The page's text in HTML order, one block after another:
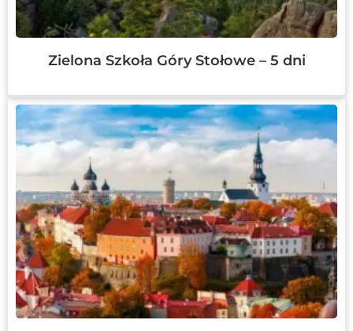
Zielona Szkoła Góry Stołowe – 5 dni